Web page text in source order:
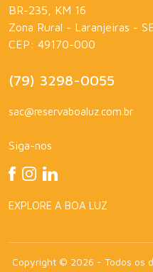
BR-235, KM 16
Zona Rural - Laranjeiras -
CEP: 49170-000
(79) 3298-0055
sac@reservaboaluz.com.br
Siga-nos
EXPLORE A BOA LUZ
Copyright © 2026 - Todos os